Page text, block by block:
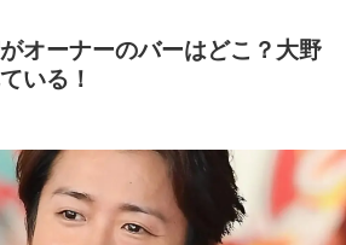
オーナーのバーはどこ？大野
いる！